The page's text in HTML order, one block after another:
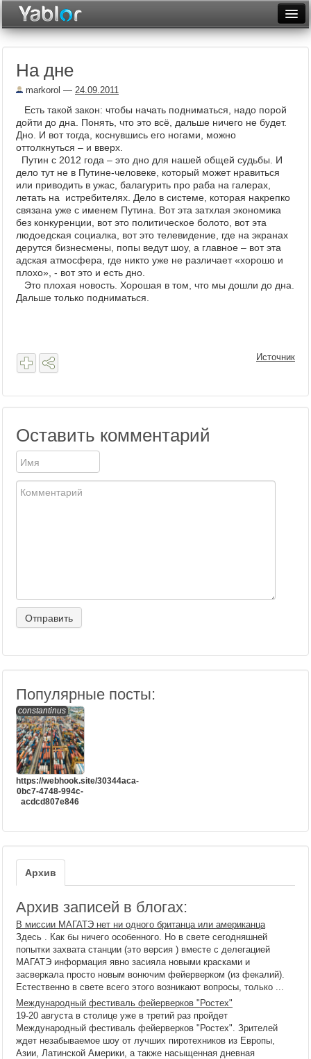
Рейтинги
Фототоп
Видеотоп
На дне
markorol — 24.09.2011
Есть такой закон: чтобы начать подниматься, надо порой
дойти до дна. Понять, что это всё, дальше ничего не будет.
Дно. И вот тогда, коснувшись его ногами, можно
оттолкнуться – и вверх.
Путин с 2012 года – это дно для нашей общей судьбы. И
дело тут не в Путине-человеке, который может нравиться
или приводить в ужас, балагурить про раба на галерах,
летать на истребителях. Дело в системе, которая накрепко
связана уже с именем Путина. Вот эта затхлая экономика
без конкуренции, вот это политическое болото, вот эта
людоедская социалка, вот это телевидение, где на экранах
дерутся бизнесмены, попы ведут шоу, а главное – вот эта
адская атмосфера, где никто уже не различает «хорошо и
плохо», - вот это и есть дно.
Это плохая новость. Хорошая в том, что мы дошли до дна.
Дальше только подниматься.
Источник
Оставить комментарий
Популярные посты:
constantinus
https://webhook.site/30344aca-
0bc7-4748-994c-
acdcd807e846
Архив
Архив записей в блогах:
В миссии МАГАТЭ нет ни одного британца или американца
Здесь . Как бы ничего особенного. Но в свете сегодняшней
попытки захвата станции (это версия ) вместе с делегацией
МАГАТЭ информация явно засияла новыми красками и
засверкала просто новым вонючим фейерверком (из фекалий).
Естественно в свете всего этого возникают вопросы, только ...
Международный фестиваль фейерверков "Ростех"
19-20 августа в столице уже в третий раз пройдет
Международный фестиваль фейерверков "Ростех". Зрителей
ждет незабываемое шоу от лучших пиротехников из Европы,
Азии, Латинской Америки, а также насыщенная дневная